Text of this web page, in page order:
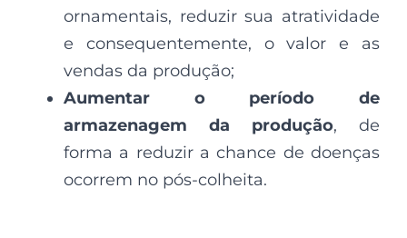
ornamentais, reduzir sua atratividade
e consequentemente, o valor e as
vendas da produção;
Aumentar o período de
armazenagem da produção, de
forma a reduzir a chance de doenças
ocorrem no pós-colheita.